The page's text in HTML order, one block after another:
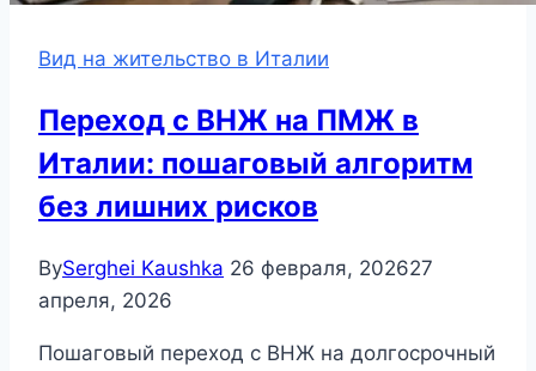
Вид на жительство в Италии
Переход с ВНЖ на ПМЖ в
Италии: пошаговый алгоритм
без лишних рисков
BySerghei Kaushka 26 февраля, 202627
апреля, 2026
Пошаговый переход с ВНЖ на долгосрочный